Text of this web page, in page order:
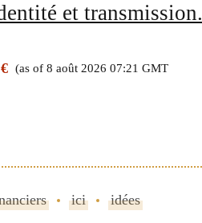
et transmission.
(as of 8 août 2026 07:21 GMT
ici
idées